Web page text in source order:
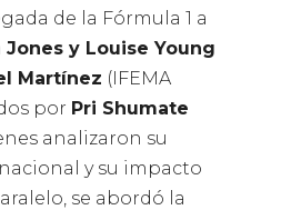
de la Fórmula 1 a
Jones y Louise Young
Martínez (IFEMA
por Pri Shumate
analizaron su
y su impacto
se abordó la